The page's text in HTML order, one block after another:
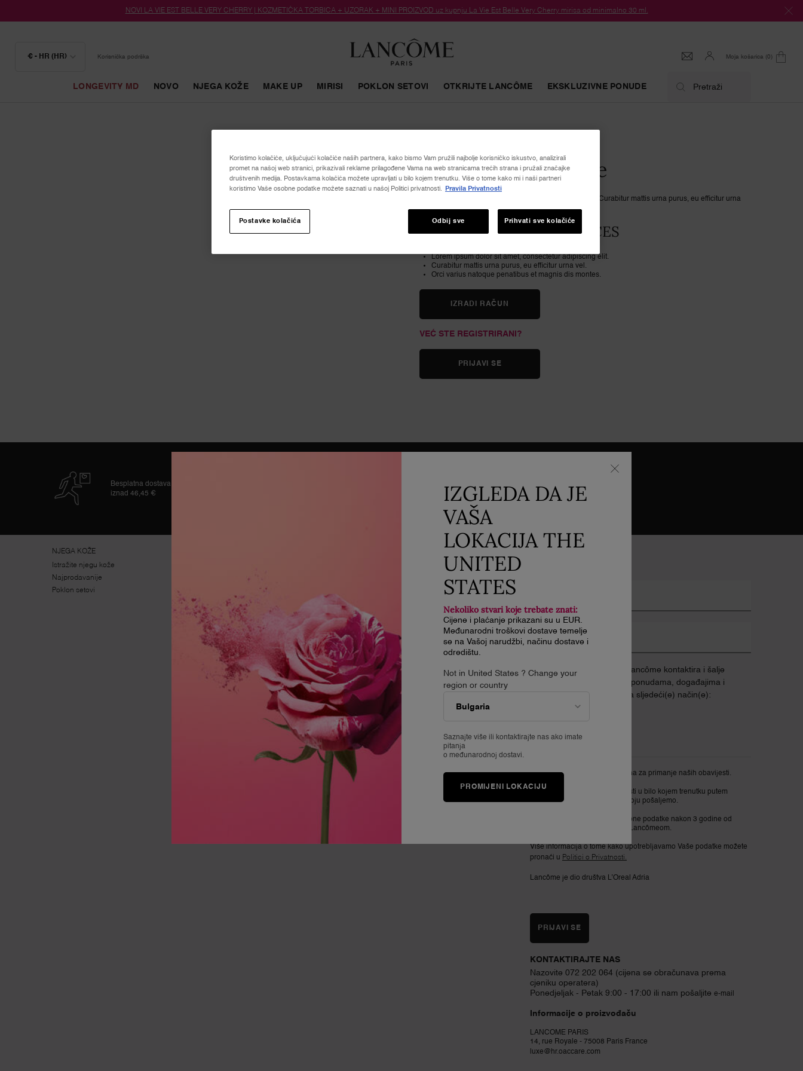
NOVI LA VIE EST BELLE VERY CHERRY | KOZMETIČKA TORBICA + UZORAK + MINI PROIZVOD uz kupnju La Vie Est Belle Very Cherry mirisa od minimalno 30 ml.
€ - HR (HR) Korisnička podrška Moja košarica 0
0 proizvod
LONGEVITY MD NOVO NJEGA KOŽE MAKE UP MIRISI POKLON SETOVI OTKRIJTE LANCÔME EKSKLUZIVNE PONUDE Pretraži
Exclusive Page Title
Lorem ipsum dolor sit amet, consectetur adipiscing elit. Curabitur mattis urna purus, eu efficitur urna
interdum vel. Orci varius natoque penatibus et magnis.
ENJOY EXCLUSIVE SERVICES
Lorem ipsum dolor sit amet, consectetur adipiscing elit.
Curabitur mattis urna purus, eu efficitur urna vel.
Orci varius natoque penatibus et magnis dis montes.
IZRADI RAČUN
VEĆ STE REGISTRIRANI?
PRIJAVI SE
Besplatna dostava
iznad 46,45 €
Sigurno plaćanje
NJEGA KOŽE
Istražite njegu kože
Najprodavanije
Poklon setovi
Poklon setovi
90 Godina Lancômea
Black Friday
Mobilni telefon
Dajem suglasnost da me Lancôme kontaktira i šalje
informacije o ekskluzivnim ponudama, događajima i
predstavljanju proizvoda na sljedeći(e) način(e):
SMS
Morate imati najmanje 16 godina za primanje naših obavijesti.
Možete otkazati primanje novosti u bilo kojem trenutku putem
poveznice u svakoj obavijesti koju pošaljemo.
Lancôme će izbrisati Vaše osobne podatke nakon 3 godine od
posljednjeg znaka aktivnosti s Lancômeom.
Više informacija o tome kako upotrebljavamo Vaše podatke možete
pronaći u Politici o Privatnosti.
Lancôme je dio društva L’Oreal Adria
PRIJAVI SE
KONTAKTIRAJTE NAS
Nazovite 072 202 064 (cijena se obračunava prema
cjeniku operatera)
Ponedjeljak - Petak 9:00 - 17:00 ili nam pošaljite e-mail
Informacije o proizvođaču
LANCOME PARIS
14, rue Royale - 75008 Paris France
luxe@hr.oaccare.com
Koristimo kolačiće, uključujući kolačiće naših partnera, kako bismo Vam pružili najbolje korisničko iskustvo, analizirali
promet na našoj web stranici, prikazivali reklame prilagođene Vama na web stranicama trećih strana i pružali značajke
društvenih medija. Postavkama kolačića možete upravljati u bilo kojem trenutku. Više o tome kako mi i naši partneri
koristimo Vaše osobne podatke možete saznati u našoj Politici privatnosti.
Pravila Privatnosti
Odbij sve Prihvati sve kolačiće
Postavke kolačića
IZGLEDA DA JE
VAŠA
LOKACIJA THE
UNITED
STATES
Nekoliko stvari koje trebate znati:
Cijene i plaćanje prikazani su u EUR.
Međunarodni troškovi dostave temelje
se na Vašoj narudžbi, načinu dostave i
odredištu.
Not in United States ? Change your
region or country
Saznajte više ili kontaktirajte nas ako imate
pitanja
o međunarodnoj dostavi.
PROMIJENI LOKACIJU